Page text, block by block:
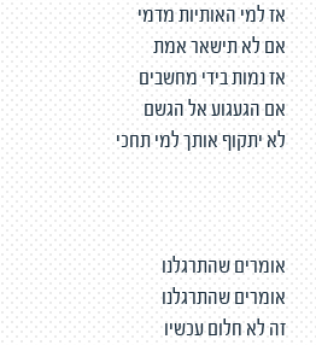
אז למי האותיות מדמי
אם לא תישאר אמת
אז נמות בידי מחשבים
אם הגעגוע אל הגשם
לא יתקוף אותך למי תחכי
אומרים שהתרגלנו
אומרים שהתרגלנו
זה לא חלום עכשיו